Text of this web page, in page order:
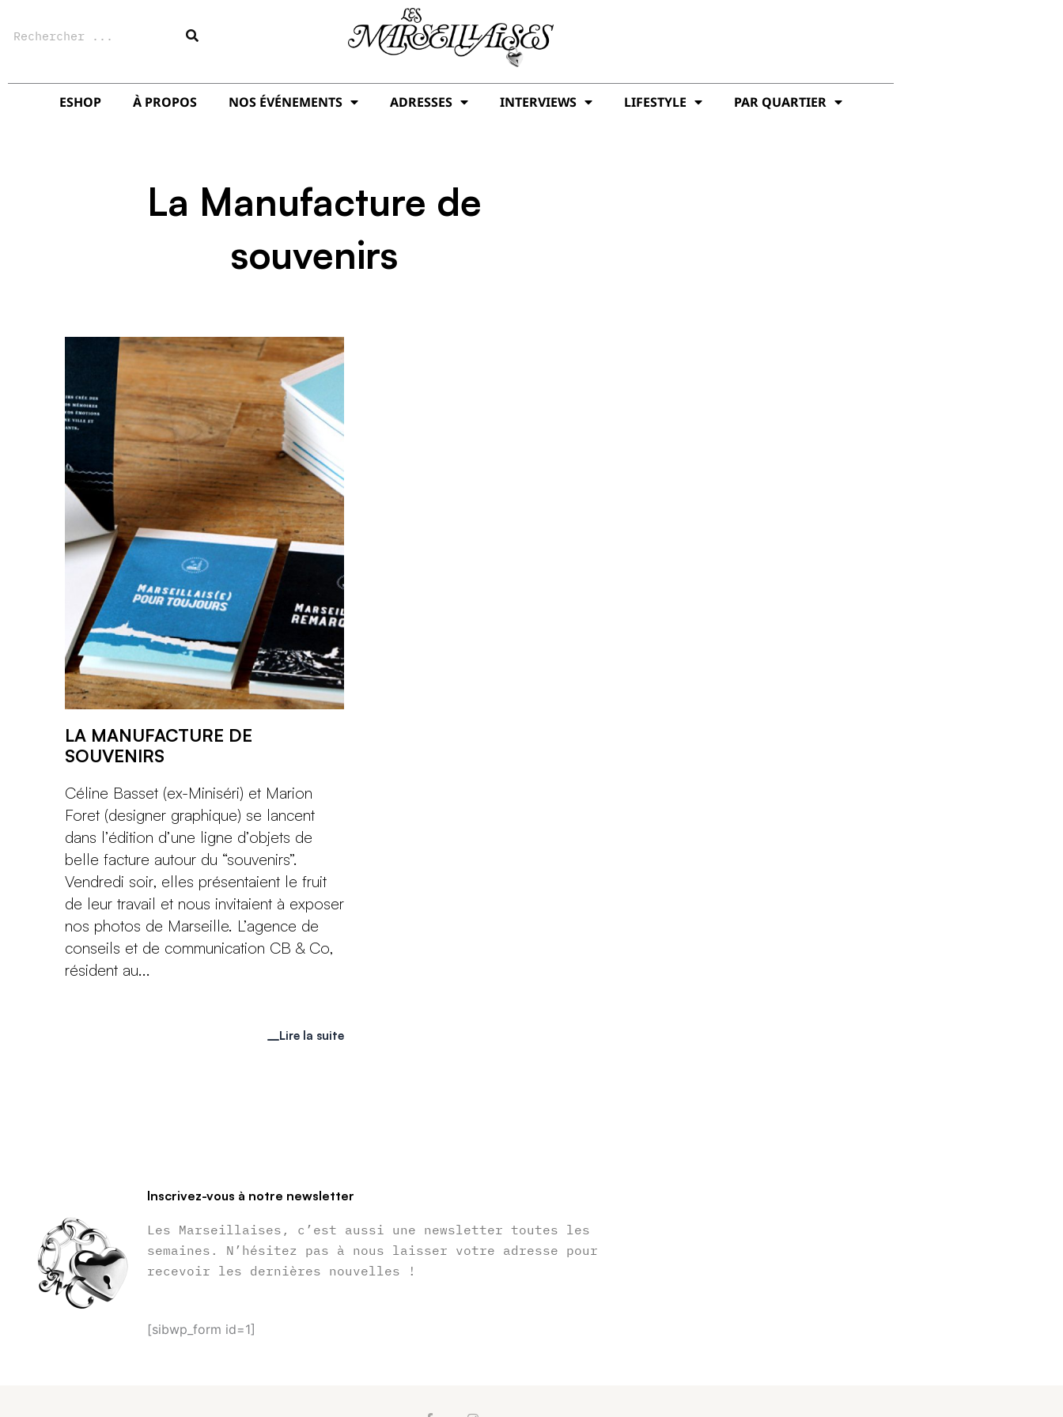
ESHOP À PROPOS NOS ÉVÉNEMENTS ADRESSES INTERVIEWS LIFESTYLE PAR QUARTIER
La Manufacture de
souvenirs
LA MANUFACTURE DE
SOUVENIRS
Céline Basset (ex-Miniséri) et Marion
Foret (designer graphique) se lancent
dans l’édition d’une ligne d’objets de
belle facture autour du “souvenirs”.
Vendredi soir, elles présentaient le fruit
de leur travail et nous invitaient à exposer
nos photos de Marseille. L’agence de
conseils et de communication CB & Co,
résident au...
Lire la suite
Inscrivez-vous à notre newsletter
Les Marseillaises, c’est aussi une newsletter toutes les
semaines. N’hésitez pas à nous laisser votre adresse pour
recevoir les dernières nouvelles !
[sibwp_form id=1]